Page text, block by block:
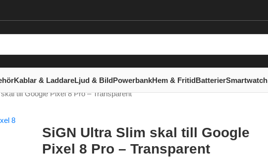
Kablar & LaddareLjud & BildPowerbankHem & FritidBatterierSmartwatch
till Google Pixel 8 Pro – Transparent
SiGN Ultra Slim skal till Google
Pixel 8 Pro – Transparent